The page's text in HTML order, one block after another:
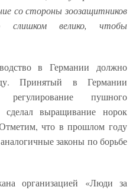
со стороны зоозащитников
слишком велико, чтобы
в Германии должно
Принятый в Германии
регулирование пушного
сделал выращивание норок
что в прошлом году
законы по борьбе
организацией «Люди за